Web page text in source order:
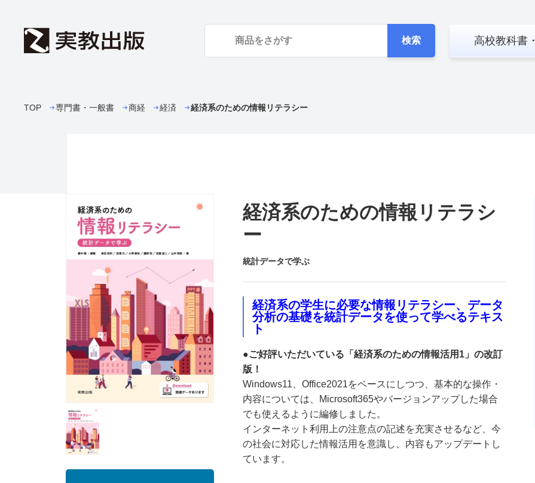
検索 高校教科書・
TOP 専門書・一般書 商経 経済 経済系のための情報リテラシー
経済系のための情報リテラシ
ー
統計データで学ぶ
経済系の学生に必要な情報リテラシー、データ
分析の基礎を統計データを使って学べるテキス
ト
●ご好評いただいている「経済系のための情報活用1」の改訂
版！
Windows11、Office2021をベースにしつつ、基本的な操作・
内容については、Microsoft365やバージョンアップした場合
でも使えるように編修しました。
インターネット利用上の注意点の記述を充実させるなど、今
の社会に対応した情報活用を意識し、内容もアップデートし
ています。